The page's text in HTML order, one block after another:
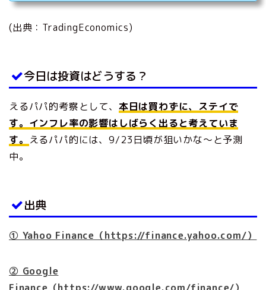
ary forecasts.
(出典：TradingEconomics)
今日は投資はどうする？
えるパパ的考察として、 本日は買わずに、ステイで
す。インフレ率の影響はしばらく出ると考えていま
す。 えるパパ的には、9/23日頃が狙いかな～と予測
中。
出典
① Yahoo Finance（https://finance.yahoo.com/）
② Google